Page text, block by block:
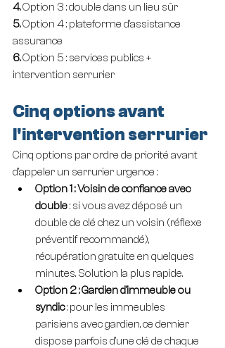
4. Option 3 : double dans un lieu sûr
5. Option 4 : plateforme d'assistance
assurance
6. Option 5 : services publics +
intervention serrurier
Cinq options avant
l'intervention serrurier
Cinq options par ordre de priorité avant
d'appeler un serrurier urgence :
Option 1 : Voisin de confiance avec
double : si vous avez déposé un
double de clé chez un voisin (réflexe
préventif recommandé),
récupération gratuite en quelques
minutes. Solution la plus rapide.
Option 2 : Gardien d'immeuble ou
syndic : pour les immeubles
parisiens avec gardien, ce dernier
dispose parfois d'une clé de chaque